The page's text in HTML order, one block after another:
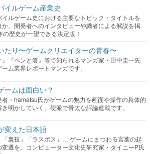
イルゲーム産業史
イルゲーム史における主要なトピック・タイトルを
か、開発者へのインタビューや識者による解説を掲
の歴史が一望できる決定版！
たり〜ゲームクリエイターの青春〜
』『ペンと箸』等で知られるマンガ家・田中圭一先
ム業界レポートマンガです。
ームは面白い？
者・hamatsu氏がゲームの魅力を画面や操作の具体的
明かしていく、硬派で骨太な評論連載です。
変えた日本語
「裏技」「ラスボス」… ゲームにまつわる言葉の起
遷を、コンピューター文化史研究家・タイニーP氏